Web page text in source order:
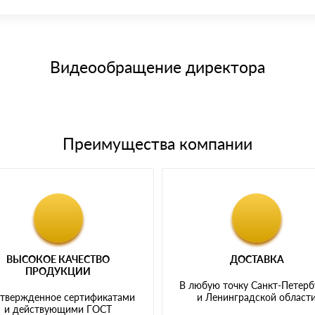
банковским картам
Видеообращение директора
Преимущества компании
ВЫСОКОЕ КАЧЕСТВО
ПРОДУКЦИИ
сертификатами
и действующими ГОСТ
ДОСТАВКА
В любую точку Санкт-
и Ленинградской области